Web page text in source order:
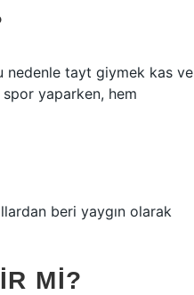
nedenle tayt giymek kas ve
yaparken, hem
beri yaygın olarak
MI?